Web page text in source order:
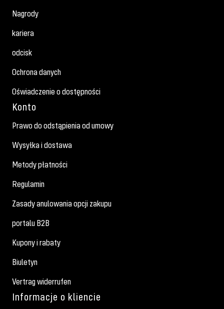
Nagrody
kariera
odcisk
Ochrona danych
Oświadczenie o dostępności
Konto
Prawo do odstąpienia od umowy
Wysyłka i dostawa
Metody płatności
Regulamin
Zasady anulowania opcji zakupu
portalu B2B
Kupony i rabaty
Biuletyn
Vertrag widerrufen
Informacje o kliencie